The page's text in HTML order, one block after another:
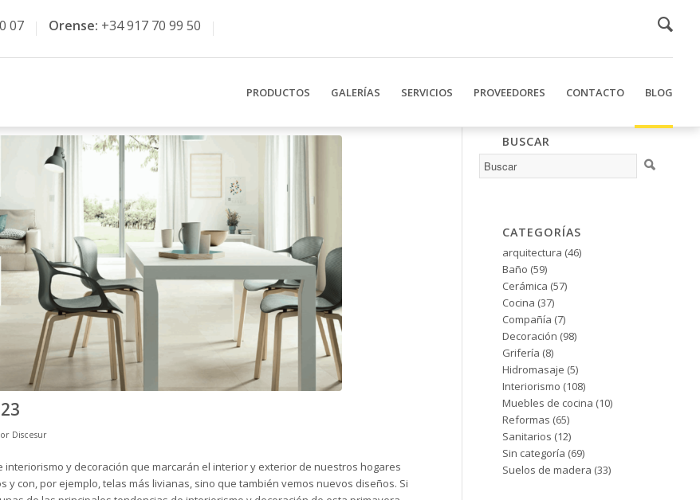
07 Orense: +34 917 70 99 50
PRODUCTOS GALERÍAS SERVICIOS PROVEEDORES CONTACTO BLOG
Discesur
y decoración que marcarán el interior y exterior de nuestros hogares
con, por ejemplo, telas más livianas, sino que también vemos nuevos diseños. Si
BUSCAR
CATEGORÍAS
arquitectura (46)
Baño (59)
Cerámica (57)
Cocina (37)
Compañía (7)
Decoración (98)
Grifería (8)
Hidromasaje (5)
Interiorismo (108)
Muebles de cocina (10)
Reformas (65)
Sanitarios (12)
Sin categoría (69)
Suelos de madera (33)